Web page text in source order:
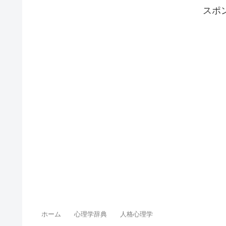
スポ
ホーム 心理学辞典 人格心理学